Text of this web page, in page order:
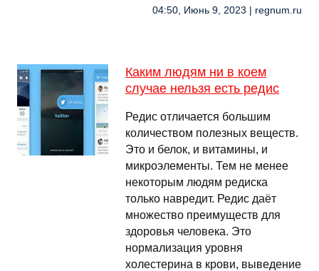
04:50, Июнь 9, 2023 | regnum.ru
Каким людям ни в коем
случае нельзя есть редис
Редис отличается большим
количеством полезных веществ.
Это и белок, и витамины, и
микроэлементы. Тем не менее
некоторым людям редиска
только навредит. Редис даёт
множество преимуществ для
здоровья человека. Это
нормализация уровня
холестерина в крови, выведение